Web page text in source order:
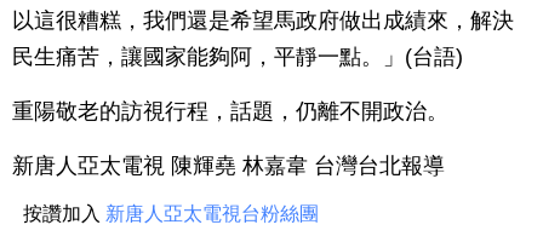
以這很糟糕，我們還是希望馬政府做出成績來，解決
民生痛苦，讓國家能夠阿，平靜一點。」(台語)
重陽敬老的訪視行程，話題，仍離不開政治。
新唐人亞太電視 陳輝堯 林嘉韋 台灣台北報導
按讚加入 新唐人亞太電視台粉絲團